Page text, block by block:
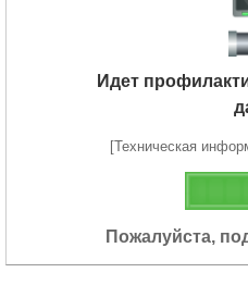
Идет
[Техническая
Пожалуйста,